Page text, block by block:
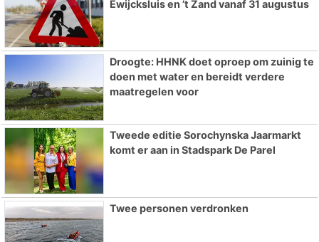
Ewijcksluis en ’t Zand vanaf 31 augustus
Droogte: HHNK doet oproep om zuinig te
doen met water en bereidt verdere
maatregelen voor
Tweede editie Sorochynska Jaarmarkt
komt er aan in Stadspark De Parel
Twee personen verdronken